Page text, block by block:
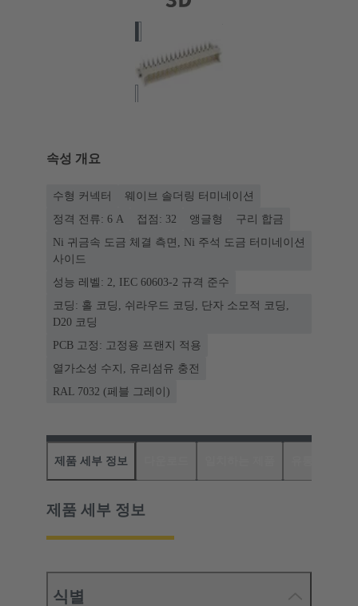
속성 개요
수형 커넥터
웨이브 솔더링 터미네이션
정격 전류: ‌6 A
접점: 32 앵글형
구리 합금
Ni 귀금속 도금 체결 측면, Ni 주석 도금 터미네이션
사이드
성능 레벨: 2, IEC 60603-2 규격 준수
코딩: 홀 코딩, 쉬라우드 코딩, 단자 소모적 코딩,
D20 코딩
PCB 고정: 고정용 프랜지 적용
열가소성 수지, 유리섬유 충전
RAL 7032 (페블 그레이)
제품 세부 정보
제품 세부 정보
식별